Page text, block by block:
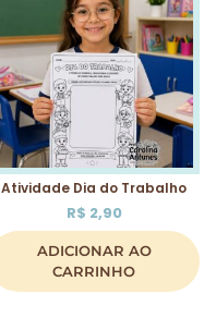
Atividade Dia do Trabalho
R$ 2,90
ADICIONAR AO
CARRINHO